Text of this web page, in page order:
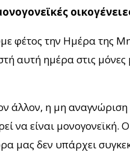
φέτος την Ημέρα
αυτή ημέρα στις
άλλον, η μη
είναι μονογονεϊκή.
δεν υπάρχει